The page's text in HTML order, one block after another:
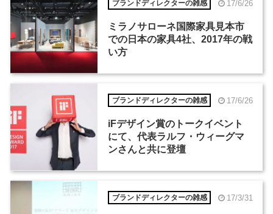
ブランドディレクターの雑感 17/6/26
ミラノサローネ国際家具見本市
での日本の家具4社、2017年の戦
い方
ブランドディレクターの雑感 17/6/26
iFデザイン賞のトークイベント
にて、代表ラルフ・ウィーグマ
ンさんと共に登壇
ブランドディレクターの雑感 17/3/31